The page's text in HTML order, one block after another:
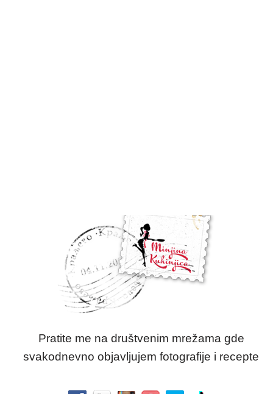
Pratite me na društvenim mrežama gde
svakodnevno objavljujem fotografije i recepte